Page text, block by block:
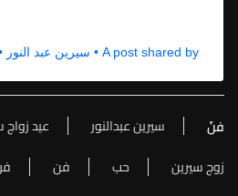
A post shared by • سيرين عبد النور • (@cyrineanour)
فنّ سيرين عبدالنور
عيد زواج
زوج سيرين
حب فن